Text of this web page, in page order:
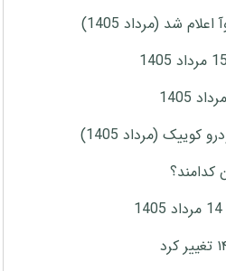
شد (مرداد 1405)
(مرداد 1405)
کدامند؟